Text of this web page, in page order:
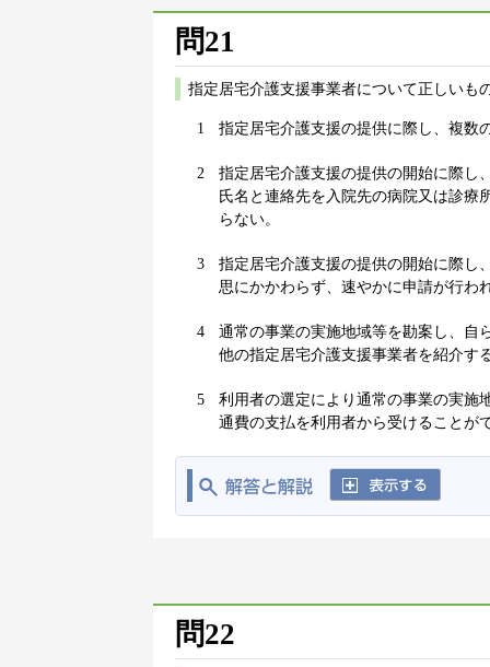
問21
指定居宅介護支援事業者について正しいも
1 指定居宅介護支援の提供に際し、複数
2
指定居宅介護支援の提供の開始に際し
氏名と連絡先を入院先の病院又は診療
らない。
3
指定居宅介護支援の提供の開始に際し
思にかかわらず、速やかに申請が行わ
4
通常の事業の実施地域等を勘案し、自
他の指定居宅介護支援事業者を紹介す
5
利用者の選定により通常の事業の実施
通費の支払を利用者から受けることが
問22